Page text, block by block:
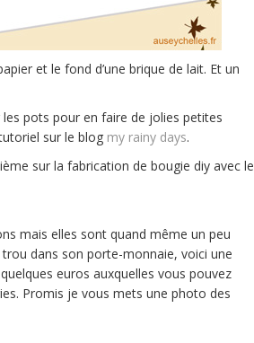
et le fond d’une brique de lait. Et un
pots pour en faire de jolies petites
sur le blog my rainy days.
sur la fabrication de bougie diy avec le
mais elles sont quand même un peu
dans son porte-monnaie, voici une
euros auxquelles vous pouvez
Promis je vous mets une photo des